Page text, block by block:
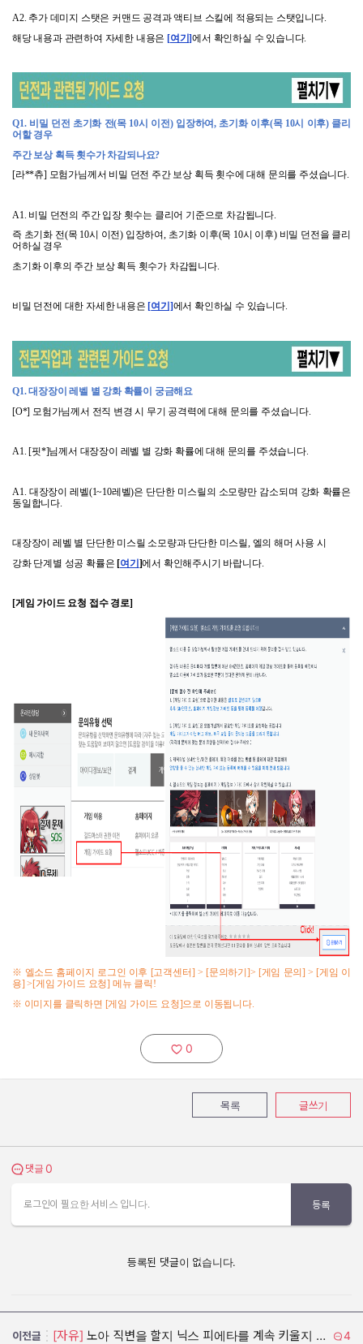
A2. 추가 데미지 스탯은 커맨드 공격과 액티브 스킬에 적용되는 스탯입니다.
해당 내용과 관련하여 자세한 내용은 [여기]에서 확인하실 수 있습니다.
Q1. 비밀 던전 초기화 전(목 10시 이전) 입장하여, 초기화 이후(목10시 이후) 클리
어할 경우
주간 보상 획득 횟수가 차감되나요?
[라**츄] 모험가님께서 비밀 던전 주간 보상 획득 횟수에 대해 문의를 주셨습니다.
A1. 비밀 던전의 주간 입장 횟수는 클리어 기준으로 차감됩니다
즉 초기화 전(목 10시 이전) 입장하여, 초기화 이후(목 10시 이후) 비밀 던전을 클리
어하실 경우
초기화 이후의 주간 보상 획득 횟수가 차감됩니다.
비밀 던전에 대한 자세한 내용은 [여기]에서 확인하실 수 있습니다.
Q1.대장장이 레벨 별 강화 확률이 궁금해요
[O*] 모험가님께서 전직 변경 시 무기 공격력에 대해 문의를 주셨습니다.
A1. [핏*]님께서 대장장이 레벨 별 강화 확률에 대해 문의를 주셨습니다.
A1. 대장장이 레벨(1~10레벨)은 단단한 미스릴의 소모량만 감소되며 강화 확률은
동일합니다
대장장이 레벨 별 단단한 미스릴 소모량과 단단한 미스릴, 엘의 해머 사용 시
강화 단계별 성공 확률은 [여기]에서 확인해주시기 바랍니다.
[게임 가이드 요청 접수 경로]
※ 엘소드 홈페이지 로그인 이후 [고객센터] > [문의하기 ]> [게임 문의] > [게임 이
용] >[게임 가이드 요청] 메뉴 클릭 !
※ 이미지를 클릭하면 [게임 가이드 요청]으로 이동됩니다.
추천하기:
0
목록 글쓰기
댓글 보기
댓글 0
로그인이 필요한 서비스 입니다. 등록
등록된 댓글이 없습니다.
이전글 [자유] 노아 직변을 할지 닉스 피에타를 계속 키울지 고민입니다 4